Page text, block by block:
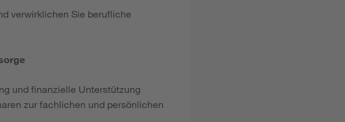
verwirklichen Sie berufliche
und finanzielle Unterstützung
zur fachlichen und persönlichen